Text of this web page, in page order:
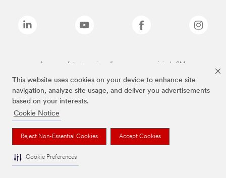
This website uses cookies on your device to enhance site
navigation, analyze site usage, and deliver you advertisements
based on your interests.
Cookie Notice
Reject Non-Essential Cookies Accept Cookies
Cookie Preferences
As marcas listadas a cima são marcas comerciais da 3M.